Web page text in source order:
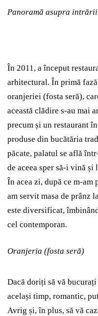
Panoramă asupra
În 2011, a început
arhitectural. În primă
oranjeriei (fosta seră),
această clădire s-au mai
precum și un restaurant
produse din bucătăria
păcate, palatul se află
de aceea sper să-i vină
În acea zi, după ce m-
am servit masa de prânz
este diversificat,
cel contemporan.
Oranjeria (fosta seră)
Dacă doriți să vă
același timp, romantic,
Avrig și, în plus, să vă